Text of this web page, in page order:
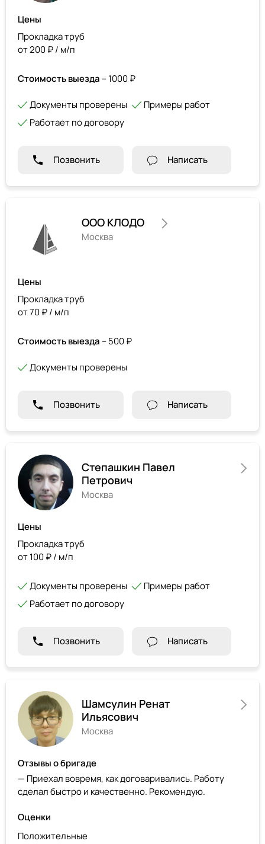
Цены
Прокладка труб
от 200 ₽ / м/п
Стоимость выезда – 1000 ₽
Документы проверены
Примеры работ
Работает по договору
Позвонить Написать
ООО КЛОДО
Москва
Цены
Прокладка труб
от 70 ₽ / м/п
Стоимость выезда – 500 ₽
Документы проверены
Позвонить Написать
Степашкин Павел
Петрович
Москва
Цены
Прокладка труб
от 100 ₽ / м/п
Документы проверены
Примеры работ
Работает по договору
Позвонить Написать
Шамсулин Ренат
Ильясович
Москва
Отзывы о бригаде
— Приехал вовремя, как договаривались. Работу
сделал быстро и качественно. Рекомендую.
Оценки
Положительные